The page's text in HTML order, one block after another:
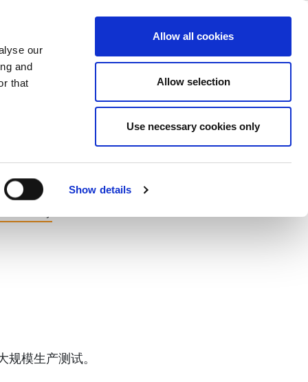
our
and
that
Show details
Allow all cookies
Allow selection
Use necessary cookies only
Company
模生产测试。